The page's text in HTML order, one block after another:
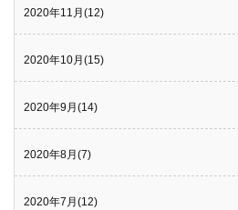
2020年11月(12)
2020年10月(15)
2020年9月(14)
2020年8月(7)
2020年7月(12)